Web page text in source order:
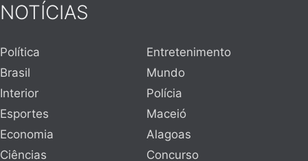
NOTÍCIAS
Política
Entretenimento
Brasil
Mundo
Interior
Polícia
Esportes
Maceió
Economia
Alagoas
Ciências
Concurso